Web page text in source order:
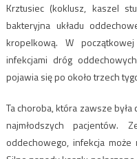
Krztusiec (koklusz, kaszel
bakteryjna układu
kropelkową. W
infekcjami dróg
pojawia się po około trzech
Ta choroba, która zawsze
najmłodszych pacjentów.
oddechowego, infekcja